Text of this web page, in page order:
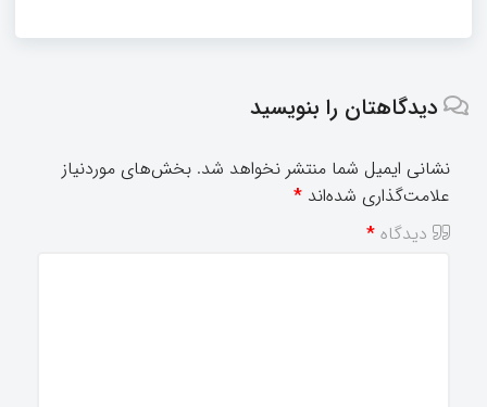
دیدگاهتان را بنویسید
نشانی ایمیل شما منتشر نخواهد شد. بخش‌های موردنیاز
علامت‌گذاری شده‌اند *
دیدگاه *